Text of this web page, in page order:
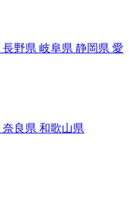
長野県 岐阜県 静岡県 愛
奈良県 和歌山県